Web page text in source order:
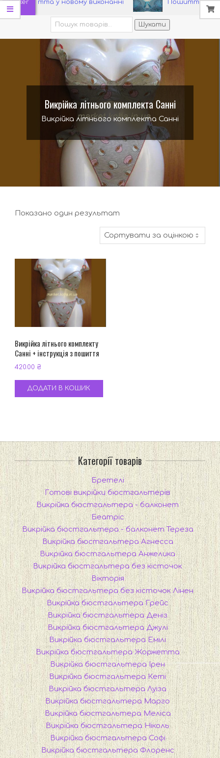
Ticker у новому виконанні Пошиття
Шукати:
Шукати
Викрійка літнього комплекта Санні
Викрійка літнього комплекта Санні
Показано один результат
Викрійка літнього комплекту
Санні + інструкція з пошиття
420.00 ₴
ДОДАТИ В КОШИК
Категорії товарів
Бретелі
Готові викрійки бюстгальтерів
Викрійка бюстгальтера - балконет
Беатріс
Викрійка бюстгальтера - балконет Тереза
Викрійка бюстгальтера Агнесса
Викрійка бюстгальтера Анжелика
Викрійка бюстгальтера без кісточок
Вікторія
Викрійка бюстгальтера без кісточок Лінен
Викрійка бюстгальтера Грейс
Викрійка бюстгальтера Деніз
Викрійка бюстгальтера Джулі
Викрійка бюстгальтера Емілі
Викрійка бюстгальтера Жоржетта
Викрійка бюстгальтера Ірен
Викрійка бюстгальтера Кеті
Викрійка бюстгальтера Луіза
Викрійка бюстгальтера Марго
Викрійка бюстгальтера Меліса
Викрійка бюстгальтера Ніколь
Викрійка бюстгальтера Софі
Викрійка бюстгальтера Флоренс